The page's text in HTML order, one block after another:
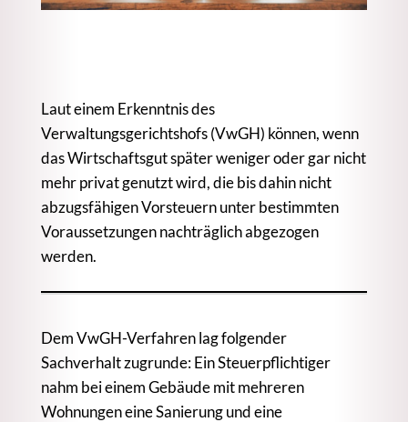
Laut einem Erkenntnis des
Verwaltungsgerichtshofs (VwGH) können, wenn
das Wirtschaftsgut später weniger oder gar nicht
mehr privat genutzt wird, die bis dahin nicht
abzugsfähigen Vorsteuern unter bestimmten
Voraussetzungen nachträglich abgezogen
werden.
Dem VwGH-Verfahren lag folgender
Sachverhalt zugrunde: Ein Steuerpflichtiger
nahm bei einem Gebäude mit mehreren
Wohnungen eine Sanierung und eine